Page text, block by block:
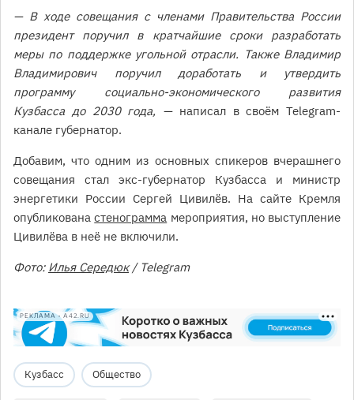
— В ходе совещания с членами Правительства России
президент поручил в кратчайшие сроки разработать
меры по поддержке угольной отрасли. Также Владимир
Владимирович поручил доработать и утвердить
программу социально-экономического развития
Кузбасса до 2030 года, —написал в своём Telegram-
канале губернатор.
Добавим, что одним из основных спикеров вчерашнего
совещания стал экс-губернатор Кузбасса и министр
энергетики России Сергей Цивилёв. На сайте Кремля
опубликованастенограмма мероприятия, но выступление
Цивилёва в неё не включили.
Фото: Илья Середюк/ Telegram
РЕКЛАМА • A42.RU
Кузбасс Общество